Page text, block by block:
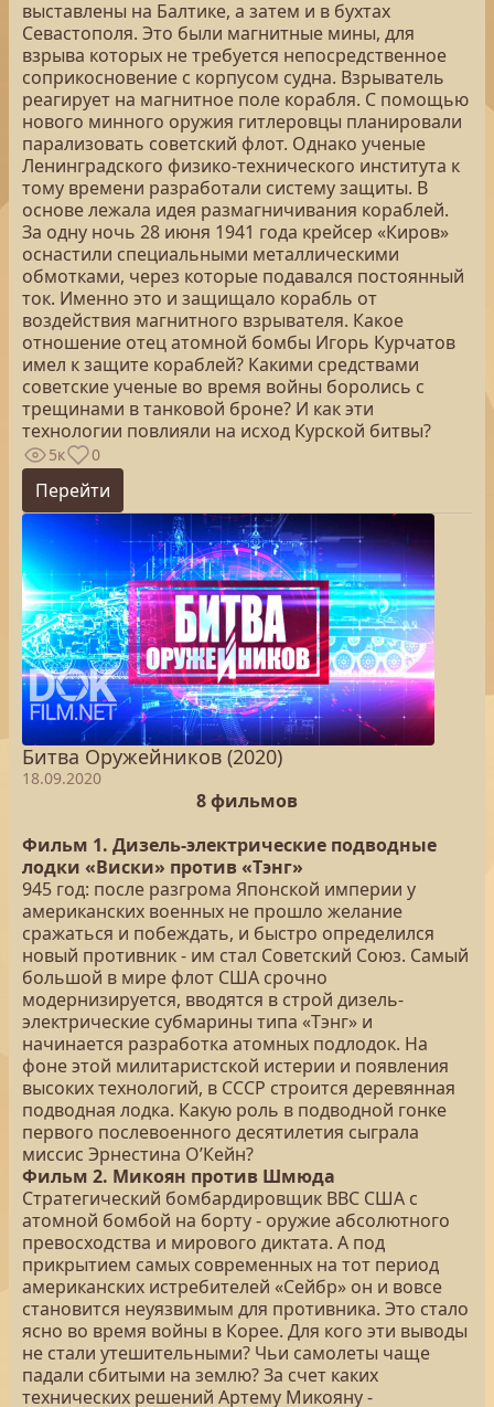
выставлены на Балтике, а затем и в бухтах
Севастополя. Это были магнитные мины, для
взрыва которых не требуется непосредственное
соприкосновение с корпусом судна. Взрыватель
реагирует на магнитное поле корабля. С помощью
нового минного оружия гитлеровцы планировали
парализовать советский флот. Однако ученые
Ленинградского физико-технического института к
тому времени разработали систему защиты. В
основе лежала идея размагничивания кораблей.
За одну ночь 28 июня 1941 года крейсер «Киров»
оснастили специальными металлическими
обмотками, через которые подавался постоянный
ток. Именно это и защищало корабль от
воздействия магнитного взрывателя. Какое
отношение отец атомной бомбы Игорь Курчатов
имел к защите кораблей? Какими средствами
советские ученые во время войны боролись с
трещинами в танковой броне? И как эти
технологии повлияли на исход Курской битвы?
5к 0
Перейти
Битва Оружейников (2020)
18.09.2020
8 фильмов
Фильм 1. Дизель-электрические подводные
лодки «Виски» против «Тэнг»
945 год: после разгрома Японской империи у
американских военных не прошло желание
сражаться и побеждать, и быстро определился
новый противник - им стал Советский Союз. Самый
большой в мире флот США срочно
модернизируется, вводятся в строй дизель-
электрические субмарины типа «Тэнг» и
начинается разработка атомных подлодок. На
фоне этой милитаристской истерии и появления
высоких технологий, в СССР строится деревянная
подводная лодка. Какую роль в подводной гонке
первого послевоенного десятилетия сыграла
миссис Эрнестина О’Кейн?
Фильм 2. Микоян против Шмюда
Стратегический бомбардировщик ВВС США с
атомной бомбой на борту - оружие абсолютного
превосходства и мирового диктата. А под
прикрытием самых современных на тот период
американских истребителей «Сейбр» он и вовсе
становится неуязвимым для противника. Это стало
ясно во время войны в Корее. Для кого эти выводы
не стали утешительными? Чьи самолеты чаще
падали сбитыми на землю? За счет каких
технических решений Артему Микояну -